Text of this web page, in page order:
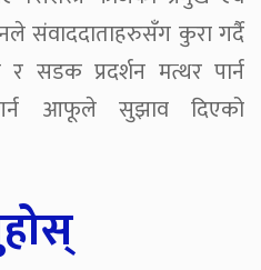
संवाददाताहरुसँग कुरा गर्दै
सडक प्रदर्शन मत्थर पार्न
गर्न आफूले सुझाव दिएको